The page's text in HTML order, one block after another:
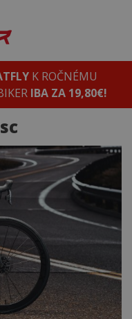
K ROČNÉMU
IBA ZA 19,80€!